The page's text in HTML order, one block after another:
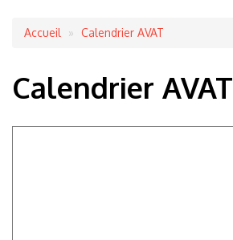
Fil
Accueil Calendrier AVAT
Calendrier AVAT